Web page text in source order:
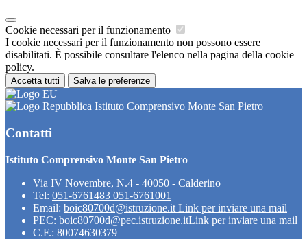
Cookie necessari per il funzionamento
I cookie necessari per il funzionamento non possono essere
disabilitati. È possibile consultare l'elenco nella pagina della cookie
policy.
Accetta tutti Salva le preferenze
Istituto Comprensivo Monte San Pietro
Contatti
Istituto Comprensivo Monte San Pietro
Via IV Novembre, N.4 - 40050 - Calderino
Tel: 051-6761483 051-6761001
Email: boic80700d@istruzione.it Link per inviare una mail
PEC: boic80700d@pec.istruzione.itLink per inviare una mail
C.F.: 80074630379